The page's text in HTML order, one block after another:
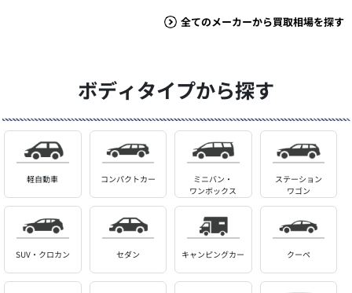
全てのメーカーから買取相場を探す
ボディタイプから探す
軽自動車 コンパクトカー
ミニバン・
ワンボックス
ステーション
ワゴン
SUV・クロカン セダン キャンピングカー クーペ